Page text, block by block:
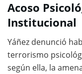
Acoso
Institucional
Yáñez denunció
terrorismo
según ella, la